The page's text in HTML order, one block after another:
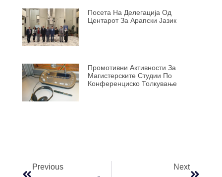
Посета На Делегација Од
Центарот За Арапски Јазик
Промотивни Активности За
Магистерските Студии По
Конференциско Толкување
Previous Next